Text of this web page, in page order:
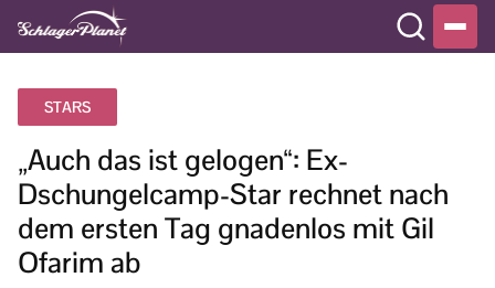
STARS
„Auch das ist gelogen“: Ex-
Dschungelcamp-Star rechnet nach
dem ersten Tag gnadenlos mit Gil
Ofarim ab